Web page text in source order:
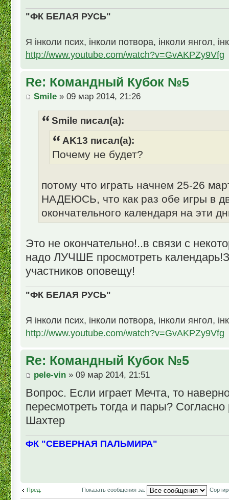
"ФК БЕЛАЯ РУСЬ"
Я інколи псих, інколи потвора, інколи янгол,
http://www.youtube.com/watch?v=GvAKPZy9Vfg
Re: Командный Кубок №5
Smile » 09 мар 2014, 21:26
Smile писал(а):
AK13 писал(а):
Почему не будет?
потому что играть начнем 25-26
НАДЕЮСЬ, что как раз обе игры в
окончательного календаря на эти
Это не окончательно!..в связи с
надо ЛУЧШЕ просмотреть
участников оповещу!
"ФК БЕЛАЯ РУСЬ"
Я інколи псих, інколи потвора, інколи янгол,
http://www.youtube.com/watch?v=GvAKPZy9Vfg
Re: Командный Кубок №5
pele-vin » 09 мар 2014, 21:51
Вопрос. Если играет Мечта, то
пересмотреть тогда и пары?
Шахтер
ФК "СЕВЕРНАЯ ПАЛЬМИРА"
Пред. Показать сообщения за: